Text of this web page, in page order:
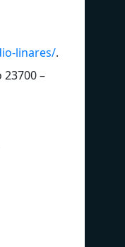
linares/.
23700 –